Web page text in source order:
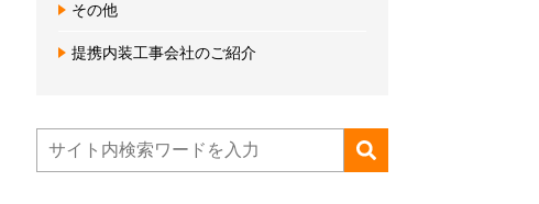
その他
提携内装工事会社のご紹介